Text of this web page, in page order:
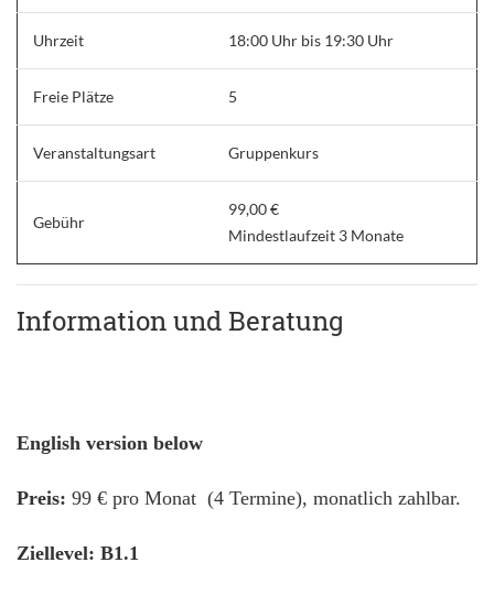
Uhrzeit 18:00 Uhr bis 19:30 Uhr
Freie Plätze 5
Veranstaltungsart Gruppenkurs
Gebühr
99,00 €
Mindestlaufzeit 3 Monate
Information und Beratung
English version below
Preis: 99 € pro Monat (4 Termine), monatlich zahlbar.
Ziellevel: B1.1